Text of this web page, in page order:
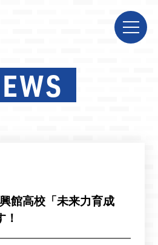
興館高校「未来力育成